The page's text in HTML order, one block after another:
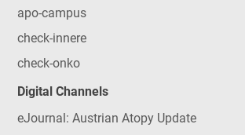
apo-campus
check-innere
check-onko
Digital Channels
eJournal: Austrian Atopy Update